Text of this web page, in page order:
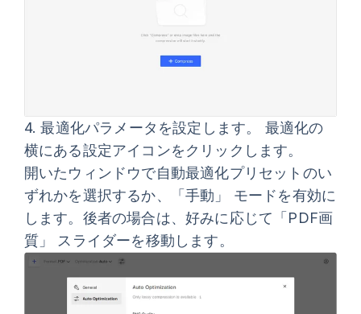
4. 最適化パラメータを設定します。 最適化の
横にある設定アイコンをクリックします。
開いたウィンドウで自動最適化プリセットのい
ずれかを選択するか、
「手動」
モードを有効に
します。後者の場合は、好みに応じて 「PDF画
質」
スライダーを移動します。